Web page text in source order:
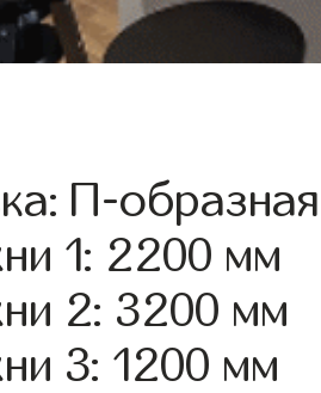
П-образная
1: 2200 мм
2: 3200 мм
3: 1200 мм